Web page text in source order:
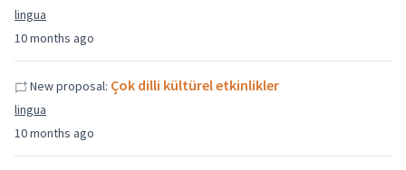
10 months ago
lingua
10 months ago
New proposal: Çok dilli kültürel etkinlikler
lingua